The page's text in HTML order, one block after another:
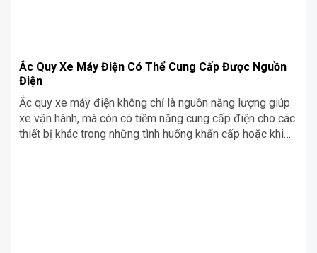
Ắc Quy Xe Máy Điện Có Thể Cung Cấp Được Nguồn
Điện
Ắc quy xe máy điện không chỉ là nguồn năng lượng giúp
xe vận hành, mà còn có tiềm năng cung cấp điện cho các
thiết bị khác trong những tình huống khẩn cấp hoặc khi